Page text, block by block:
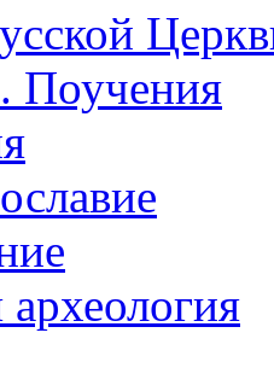
Поучения